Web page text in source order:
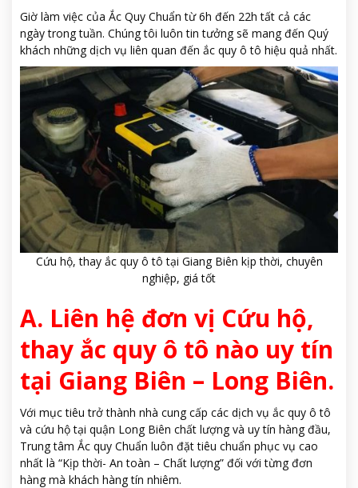
Giờ làm việc của Ắc Quy Chuẩn từ 6h đến 22h tất cả các
ngày trong tuần. Chúng tôi luôn tin tưởng sẽ mang đến Quý
khách những dịch vụ liên quan đến ắc quy ô tô hiệu quả nhất.
Cứu hộ, thay ắc quy ô tô tại Giang Biên kịp thời, chuyên
nghiệp, giá tốt
A. Liên hệ đơn vị Cứu hộ,
thay ắc quy ô tô nào uy tín
tại Giang Biên – Long Biên.
Với mục tiêu trở thành nhà cung cấp các dịch vụ ắc quy ô tô
và cứu hộ tại quận Long Biên chất lượng và uy tín hàng đầu,
Trung tâm Ắc quy Chuẩn luôn đặt tiêu chuẩn phục vụ cao
nhất là “Kịp thời- An toàn – Chất lượng” đối với từng đơn
hàng mà khách hàng tín nhiêm.